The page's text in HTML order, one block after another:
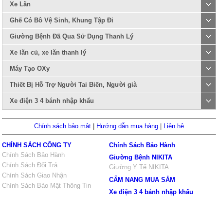
Xe Lăn
Ghế Có Bô Vệ Sinh, Khung Tập Đi
Giường Bệnh Đã Qua Sử Dụng Thanh Lý
Xe lăn củ, xe lăn thanh lý
Máy Tạo OXy
Thiết Bị Hỗ Trợ Người Tai Biến, Người già
Xe điện 3 4 bánh nhập khẩu
Chính sách bảo mật Hướng dẫn mua hàng Liên hệ
CHÍNH SÁCH CÔNG TY
Chính Sách Bảo Hành
Chính Sách Đổi Trả
Chính Sách Giao Nhận
Chính Sách Bảo Mật Thông Tin
Chính Sách Bảo Hành
Giường Bệnh NIKITA
Giường Y Tế NIKITA
CẨM NANG MUA SẮM
Xe điện 3 4 bánh nhập khẩu